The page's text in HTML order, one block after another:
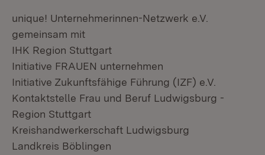
unique! Unternehmerinnen-Netzwerk e.V.
gemeinsam mit
IHK Region Stuttgart
Initiative FRAUEN unternehmen
Initiative Zukunftsfähige Führung (IZF) e.V.
Kontaktstelle Frau und Beruf Ludwigsburg -
Region Stuttgart
Kreishandwerkerschaft Ludwigsburg
Landkreis Böblingen